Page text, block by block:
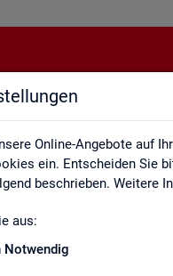
Online-Angebote auf
ein. Entscheiden Sie
beschrieben. Weitere
aus:
Notwendig